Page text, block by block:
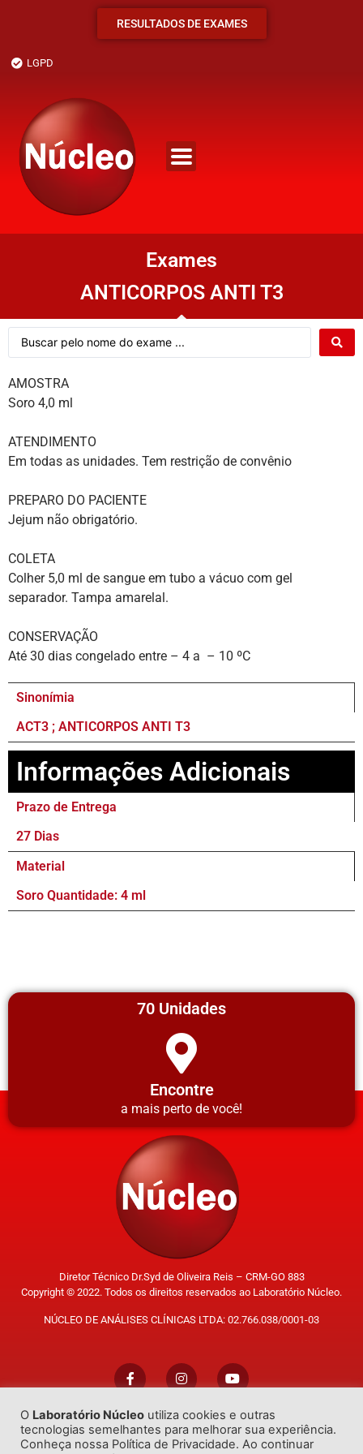
RESULTADOS DE EXAMES
LGPD
Exames
ANTICORPOS ANTI T3
AMOSTRA
Soro 4,0 ml
ATENDIMENTO
Em todas as unidades. Tem restrição de convênio
PREPARO DO PACIENTE
Jejum não obrigatório.
COLETA
Colher 5,0 ml de sangue em tubo a vácuo com gel
separador. Tampa amarelal.
CONSERVAÇÃO
Até 30 dias congelado entre – 4 a – 10 ºC
Sinonímia
ACT3 ; ANTICORPOS ANTI T3
Informações Adicionais
Prazo de Entrega
27 Dias
Material
Soro Quantidade: 4 ml
70 Unidades
Encontre
a mais perto de você!
Diretor Técnico Dr.Syd de Oliveira Reis – CRM-GO 883
Copyright © 2022. Todos os direitos reservados ao Laboratório Núcleo.
NÚCLEO DE ANÁLISES CLÍNICAS LTDA: 02.766.038/0001-03
Trabalhe Conosco
O Laboratório Núcleo utiliza cookies e outras
tecnologias semelhantes para melhorar sua experiência.
Conheça nossa Política de Privacidade. Ao continuar